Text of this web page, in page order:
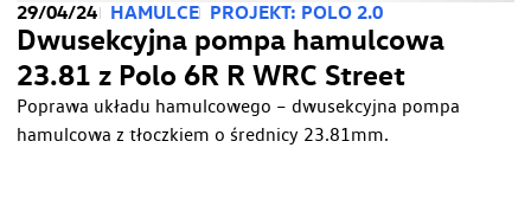
29/04/24 HAMULCE PROJEKT: POLO 2.0
Dwusekcyjna pompa hamulcowa
23.81 z Polo 6R R WRC Street
Poprawa układu hamulcowego – dwusekcyjna pompa
hamulcowa z tłoczkiem o średnicy 23.81mm.